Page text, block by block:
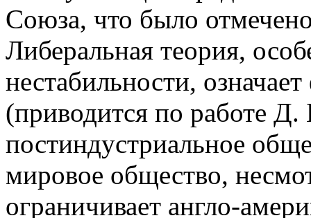
Союза, что было
Либеральная теория,
нестабильности,
(приводится по работе
постиндустриальное
мировое общество,
ограничивает англо-